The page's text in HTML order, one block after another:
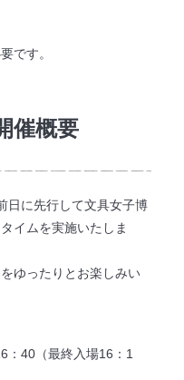
です。
催概要
日に先行して文具女子博
イムを実施いたしま
ゆったりとお楽しみい
40（最終入場16：1